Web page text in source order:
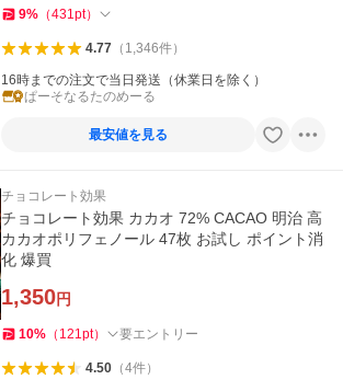
9% （431pt）
4.77（ 1,346件）
16時までの注文で当日発送（休業日を除く）
ぱーそなるたのめーる
最安値を見る
チョコレート効果
チョコレート効果 カカオ 72% CACAO 明治 高
カカオポリフェノール 47枚 お試し ポイント消
化 爆買
1,350円
10% （ 121pt） 要エントリー
4.50（4件）